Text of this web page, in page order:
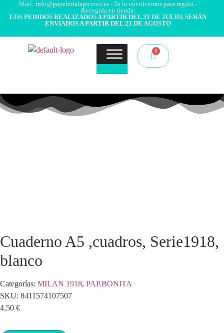
Mail: info@papelerialapiceros.es - Te lo envolvemos para regalo -
Recogida en tienda.
LOS PEDIDOS REALIZADOS A PARTIR DEL 31 DE JULIO, SERÁN
ENVIADOS A PARTIR DEL 23 DE AGOSTO
Cuaderno A5 ,cuadros, Serie1918,
blanco
Categorías: MILAN 1918, PAP.BONITA
SKU: 8411574107507
4,50 €